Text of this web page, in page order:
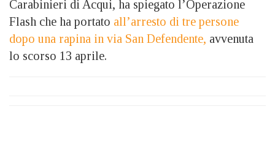
Carabinieri di Acqui, ha spiegato l’Operazione
Flash che ha portato all’arresto di tre persone
dopo una rapina in via San Defendente, avvenuta
lo scorso 13 aprile.